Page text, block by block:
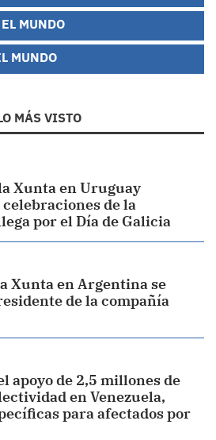
MUNDO
MUNDO
MÁS VISTO
Xunta en Uruguay
de la
por el Día de Galicia
Xunta en Argentina se
de la compañía
apoyo de 2,5 millones de
en Venezuela,
para afectados por